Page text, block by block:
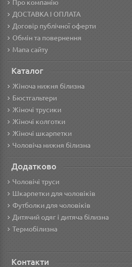
Про компанію
ДОСТАВКА І ОПЛАТА
Договір публічної оферти
Обмін та повернення
Мапа сайту
Каталог
Жіноча нижня білизна
Бюстгальтери
Жіночі трусики
Жіночі колготки
Жіночі шкарпетки
Чоловіча нижня білизна
Додатково
Чоловічі труси
Шкарпетки для чоловіків
Футболки для чоловіків
Дитячий одяг і дитяча білизна
Термобілизна
Контакти